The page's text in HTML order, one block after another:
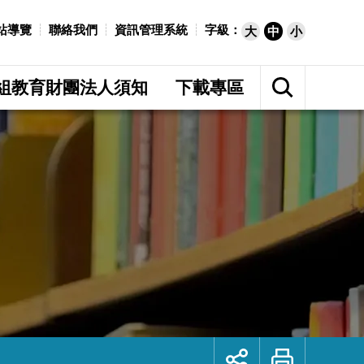
導覽 聯絡我們 資訊管理系統 字級： 大 中 小
教育財團法人須知 下載專區
展
開
網
站
尋
展
列